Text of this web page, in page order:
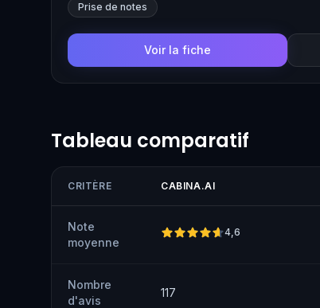
Prise de notes
Voir la fiche
Tableau comparatif
CRITÈRE CABINA.AI
Note
moyenne
4,6
Nombre
d'avis
117